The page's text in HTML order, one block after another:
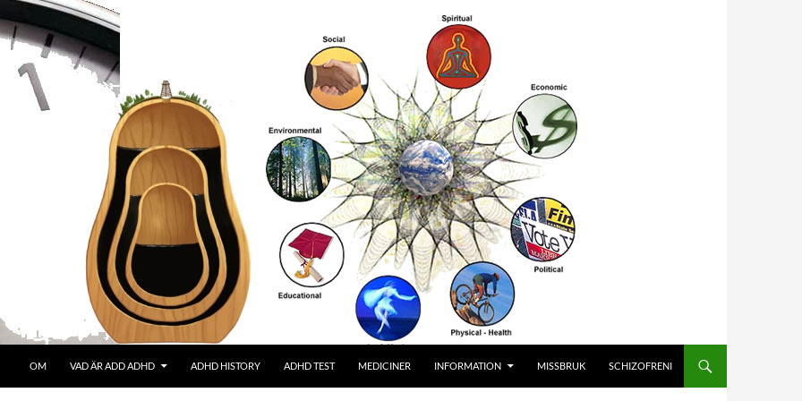
OM VAD ÄR ADD ADHD ADHD HISTORY ADHD TEST MEDICINER INFORMATION MISSBRUK SCHIZOFRENI